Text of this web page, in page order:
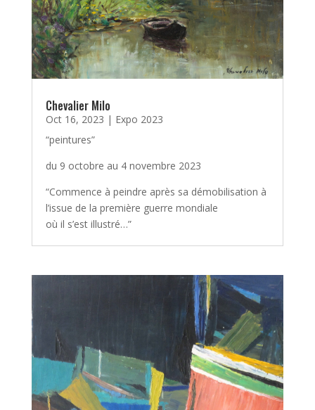
Chevalier Milo
Oct 16, 2023 | Expo 2023
“peintures”
du 9 octobre au 4 novembre 2023
“Commence à peindre après sa démobilisation à
l’issue de la première guerre mondiale
où il s’est illustré…”